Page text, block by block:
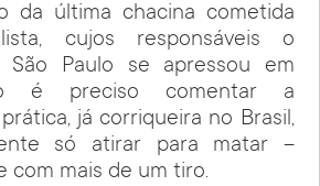
da última chacina cometida
cujos responsáveis o
São Paulo se apressou em
é preciso comentar a
já corriqueira no Brasil,
só atirar para matar –
com mais de um tiro.